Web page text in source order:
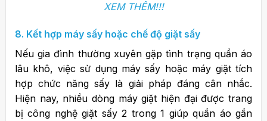
XEM THÊM!!!
8. Kết hợp máy sấy hoặc chế độ giặt sấy
Nếu gia đình thường xuyên gặp tình trạng quần áo
lâu khô, việc sử dụng máy sấy hoặc máy giặt tích
hợp chức năng sấy là giải pháp đáng cân nhắc.
Hiện nay, nhiều dòng máy giặt hiện đại được trang
bị công nghệ giặt sấy 2 trong 1 giúp quần áo gần